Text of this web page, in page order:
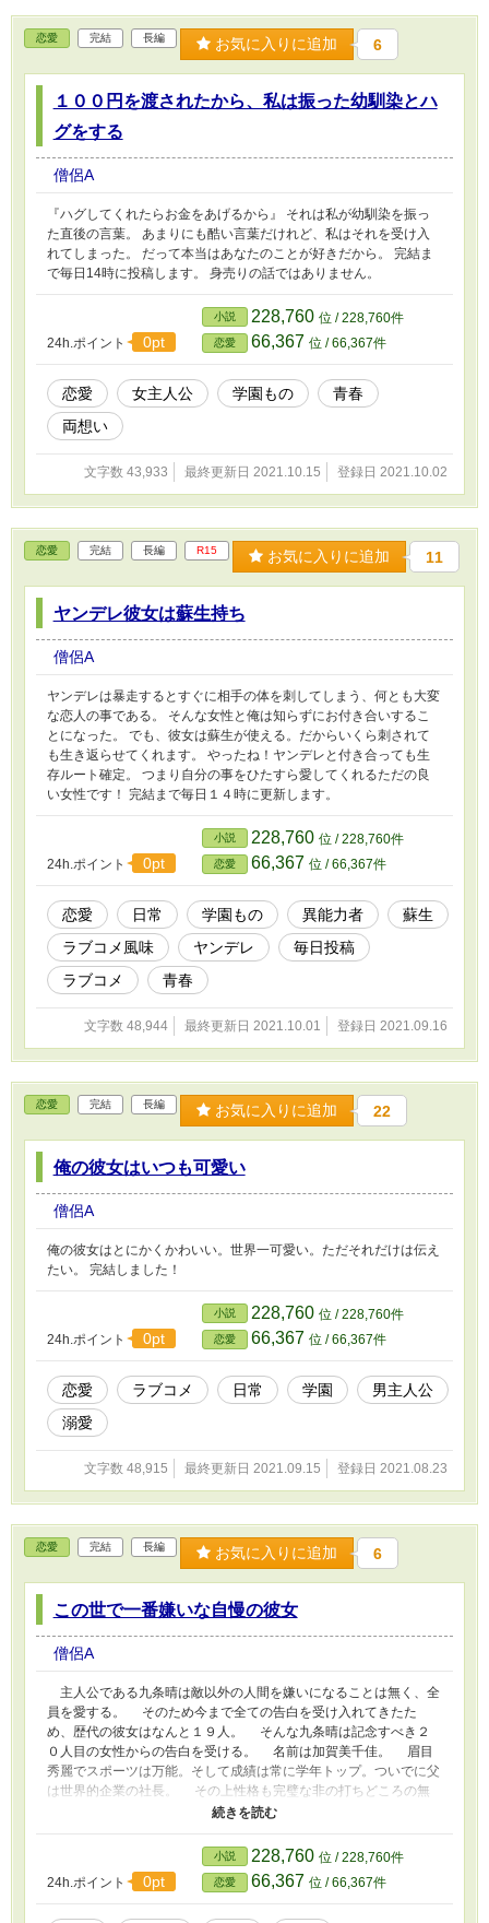
恋愛 完結 長編 お気に入りに追加 6
１００円を渡されたから、私は振った幼馴染とハ
グをする
僧侶A
『ハグしてくれたらお金をあげるから』 それは私が幼馴染を振っ
た直後の言葉。 あまりにも酷い言葉だけれど、私はそれを受け入
れてしまった。 だって本当はあなたのことが好きだから。 完結ま
で毎日14時に投稿します。 身売りの話ではありません。
24h.ポイント 0pt
小説 228,760 位 / 228,760件
恋愛 66,367 位 / 66,367件
恋愛 女主人公 学園もの
青春
両想い
文字数 43,933 最終更新日 2021.10.15 登録日 2021.10.02
恋愛 完結 長編 R15 お気に入りに追加 11
ヤンデレ彼女は蘇生持ち
僧侶A
ヤンデレは暴走するとすぐに相手の体を刺してしまう、何とも大変
な恋人の事である。 そんな女性と俺は知らずにお付き合いするこ
とになった。 でも、彼女は蘇生が使える。だからいくら刺されて
も生き返らせてくれます。 やったね！ヤンデレと付き合っても生
存ルート確定。 つまり自分の事をひたすら愛してくれるただの良
い女性です！ 完結まで毎日１４時に更新します。
24h.ポイント 0pt
小説 228,760 位 / 228,760件
恋愛 66,367 位 / 66,367件
恋愛 日常 学園もの 異能力者
蘇生
ラブコメ風味
ヤンデレ
毎日投稿
ラブコメ
青春
文字数 48,944 最終更新日 2021.10.01 登録日 2021.09.16
恋愛 完結 長編 お気に入りに追加 22
俺の彼女はいつも可愛い
僧侶A
俺の彼女はとにかくかわいい。世界一可愛い。ただそれだけは伝え
たい。 完結しました！
24h.ポイント 0pt
小説 228,760 位 / 228,760件
恋愛 66,367 位 / 66,367件
恋愛 ラブコメ 日常 学園
男主人公
溺愛
文字数 48,915 最終更新日 2021.09.15 登録日 2021.08.23
恋愛 完結 長編 お気に入りに追加 6
この世で一番嫌いな自慢の彼女
僧侶A
主人公である九条晴は敵以外の人間を嫌いになることは無く、全
員を愛する。 そのため今まで全ての告白を受け入れてきたた
め、歴代の彼女はなんと１９人。 そんな九条晴は記念すべき２
０人目の女性からの告白を受ける。 名前は加賀美千佳。 眉目
秀麗でスポーツは万能。そして成績は常に学年トップ。ついでに父
は世界的企業の社長。 その上性格も完璧な非の打ちどころの無
い女性だ。 当然九条晴は付き合うことを受け入れる。 しか
し、九条晴はそんな加賀美千佳だけはどうしても嫌いだった。
普通なら断るべきだが、九条晴は何故加賀美千佳の事を嫌いなのか
理解するために付き合うことにした。
24h.ポイント
0pt
小説 228,760 位 / 228,760件
恋愛 66,367 位 / 66,367件